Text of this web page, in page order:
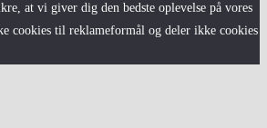
at vi giver dig den bedste oplevelse på vores
cookies til reklameformål og deler ikke cookies